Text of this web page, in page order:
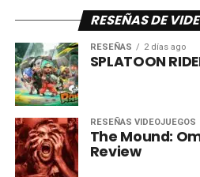
RESEÑAS DE
RESEÑAS 2 días ago
SPLATOON
RESEÑAS VIDEOJUEGOS
The Mound:
Review